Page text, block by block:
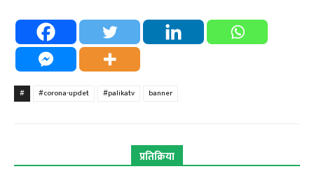
# #corona-updet #palikatv banner
प्रतिक्रिया